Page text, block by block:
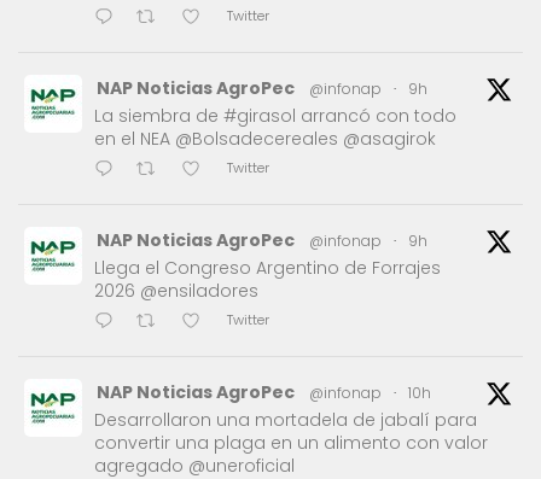
Twitter
NAP Noticias AgroPec @infonap · 9h
La siembra de #girasol arrancó con todo
en el NEA @Bolsadecereales @asagirok
Twitter
NAP Noticias AgroPec @infonap · 9h
Llega el Congreso Argentino de Forrajes
2026 @ensiladores
Twitter
NAP Noticias AgroPec @infonap · 10h
Desarrollaron una mortadela de jabalí para
convertir una plaga en un alimento con valor
agregado @uneroficial